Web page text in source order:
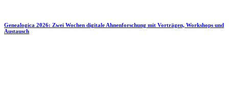
Genealogica 2026: Zwei Wochen digitale Ahnenforschung mit Vorträgen, Workshops und
Austausch